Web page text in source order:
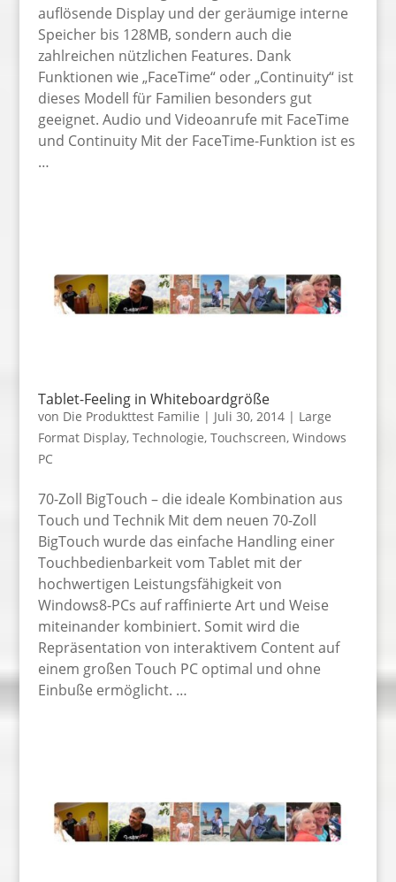
auflösende Display und der geräumige interne
Speicher bis 128MB, sondern auch die
zahlreichen nützlichen Features. Dank
Funktionen wie „FaceTime“ oder „Continuity“ ist
dieses Modell für Familien besonders gut
geeignet. Audio und Videoanrufe mit FaceTime
und Continuity Mit der FaceTime-Funktion ist es
…
Tablet-Feeling in Whiteboardgröße
von Die Produkttest Familie | Juli 30, 2014| Large
Format Display, Technologie, Touchscreen, Windows
PC
70-Zoll BigTouch – die ideale Kombination aus
Touch und Technik Mit dem neuen 70-Zoll
BigTouch wurde das einfache Handling einer
Touchbedienbarkeit vom Tablet mit der
hochwertigen Leistungsfähigkeit von
Windows8-PCs auf raffinierte Art und Weise
miteinander kombiniert. Somit wird die
Repräsentation von interaktivem Content auf
einem großen Touch PC optimal und ohne
Einbuße ermöglicht. …